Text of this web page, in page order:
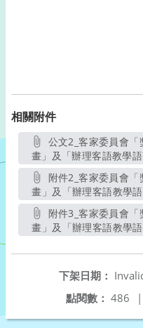
相關附件
畫」及「辦理客語教學
畫」及「辦理客語教學
畫」及「辦理客語教學
下架日期：
點閱數： 486 |